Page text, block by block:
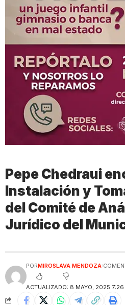
Pepe Chedraui
Instalación y
del Comité de
Jurídico del
ACTUALIZADO: 8 MAYO, 2025 7:26
PORMIROSLAVA MENDOZA